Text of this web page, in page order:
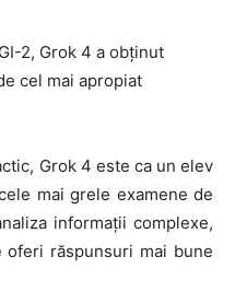
2, Grok 4 a obținut
cel mai apropiat
Grok 4 este ca un elev
mai grele examene de
informații complexe,
răspunsuri mai bune